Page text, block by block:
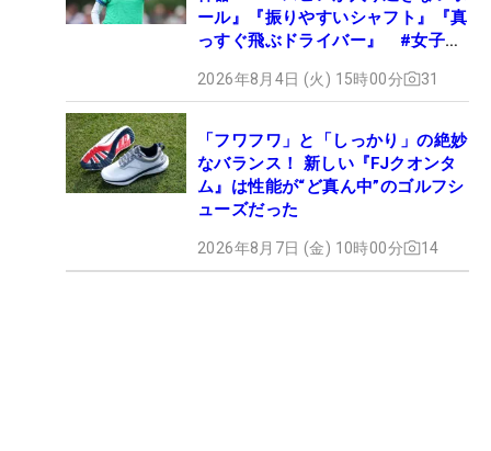
ール』『振りやすいシャフト』『真
っすぐ飛ぶドライバー』 #女子プ
2026年8月4日 (火) 15時00分 31
「フワフワ」と「しっかり」の絶妙
なバランス！ 新しい『FJクオンタ
ム』は性能が“ど真ん中”のゴルフシ
ューズだった
2026年8月7日 (金) 10時00分 14